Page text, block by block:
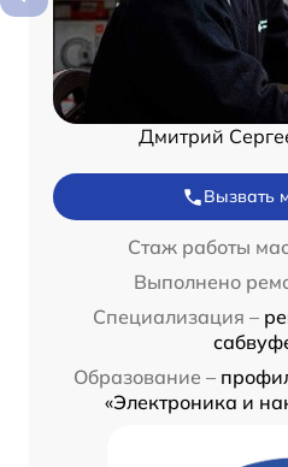
Дмитрий
Вызвать
Стаж работы
Выполнено
Специализация –
Образование –
«Электроника и